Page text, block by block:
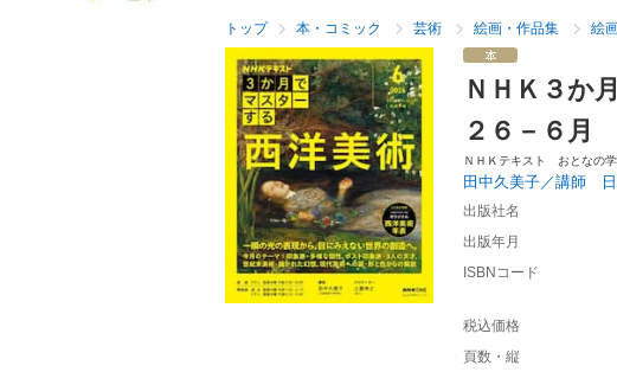
トップ 本・コミック 芸術 絵画・作品集 絵
ＮＨＫ３か
２６－６月
ＮＨＫテキスト おとなの
田中久美子／講師
出版社名
出版年月
ISBNコード
税込価格
頁数・縦